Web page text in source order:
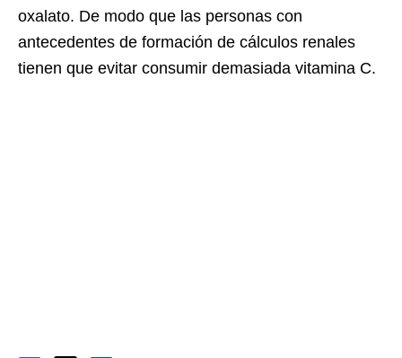
oxalato. De modo que las personas con
antecedentes de formación de cálculos renales
tienen que evitar consumir demasiada vitamina C.